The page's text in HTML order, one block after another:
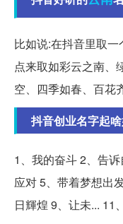
比如说:在抖音里取
点来取如彩云之南、
空、四季如春、百花
抖音创业名字起
1、我的奋斗 2、告
应对 5、带着梦想出
日輝煌 9、让未... 11